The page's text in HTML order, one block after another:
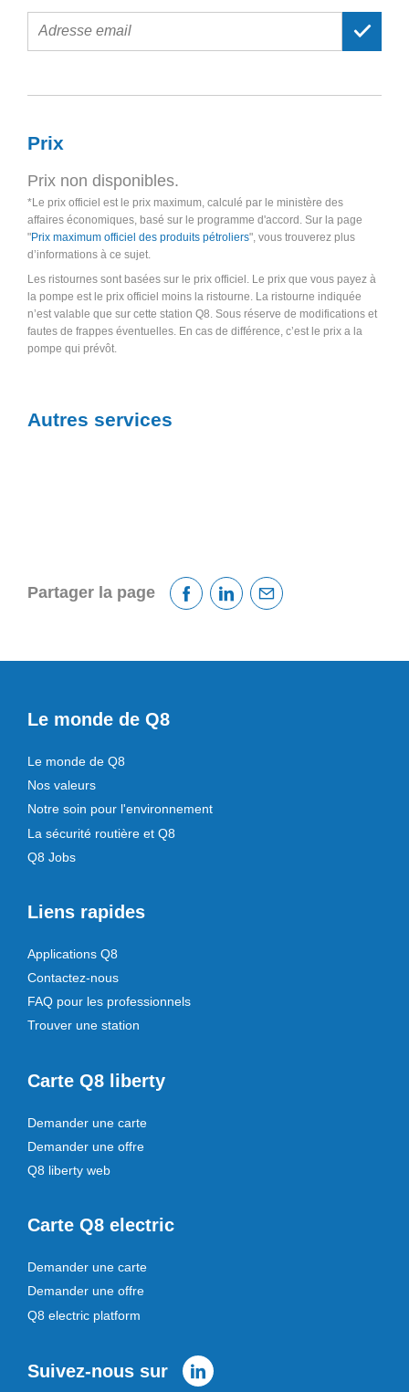
E-
mail
Prix
Prix non disponibles.
*Le prix officiel est le prix maximum, calculé par le ministère des
affaires économiques, basé sur le programme d'accord. Sur la page
"Prix maximum officiel des produits pétroliers", vous trouverez plus
d’informations à ce sujet.
Les ristournes sont basées sur le prix officiel. Le prix que vous payez à
la pompe est le prix officiel moins la ristourne. La ristourne indiquée
n’est valable que sur cette station Q8. Sous réserve de modifications et
fautes de frappes éventuelles. En cas de différence, c’est le prix a la
pompe qui prévôt.
Autres services
Partager la page
FacebookLinkedinCourriel
Le monde de Q8
Le monde de Q8
Nos valeurs
Notre soin pour l'environnement
La sécurité routière et Q8
Q8 Jobs
Liens rapides
Applications Q8
Contactez-nous
FAQ pour les professionnels
Trouver une station
Carte Q8 liberty
Demander une carte
Demander une offre
Q8 liberty web
Carte Q8 electric
Demander une carte
Demander une offre
Q8 electric platform
Suivez-nous sur